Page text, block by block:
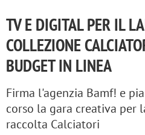
TV E DIGITAL PER IL
COLLEZIONE
BUDGET IN LINEA
Firma l'agenzia Bamf! e
corso la gara creativa per
raccolta Calciatori